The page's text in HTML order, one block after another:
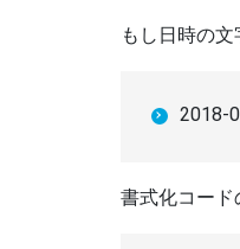
もし日時の
2018-
書式化コード